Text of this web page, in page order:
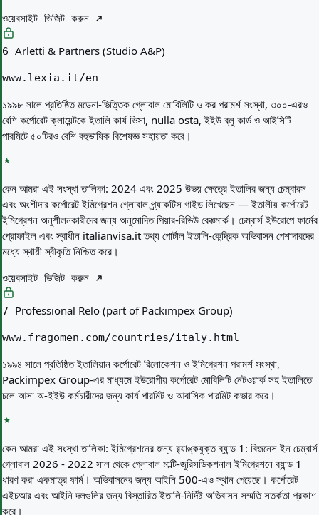
ওয়েবসাইট ভিজিট করুন
6 Arletti & Partners (Studio A&P)
www.lexia.it/en
১৯৯৮ সালে প্রতিষ্ঠিত মডেনা-ভিত্তিক গ্লোবাল মোবিলিটি ও কর পরামর্শ সংস্থা, ৩০০-এরও
বেশি কর্পোরেট ক্লায়েন্টকে ইতালি কার্য ভিসা, nulla osta, ইইউ ব্লু কার্ড ও আইসিটি
পারমিটে ৫০টিরও বেশি বহুভাষিক বিশেষজ্ঞ সহায়তা করে।
কেন আমরা এই সংস্থা তালিকা: 2024 এবং 2025 উভয় ক্ষেত্রে ইতালির জন্য চেম্বারস
এবং অংশীদার কর্পোরেট ইমিগ্রেশন গ্লোবাল প্র্যাকটিস গাইড লিখেছেন — ইতালীয় কর্পোরেট
ইমিগ্রেশন অনুশীলনকারীদের জন্য অনুমোদিত পিয়ার-রিভিউ বেঞ্চমার্ক। চেম্বার্স ইউরোপে ফার্মের
প্রোফাইল এবং স্বাধীন italianvisa.it তথ্য পোর্টাল ইতালি-কেন্দ্রিক অভিবাসন পেশাদারদের
মধ্যে স্থায়ী স্বীকৃতি নিশ্চিত করে।
ওয়েবসাইট ভিজিট করুন
7 Professional Relo (part of Packimpex Group)
www.fragomen.com/countries/italy.html
১৯৯৪ সালে প্রতিষ্ঠিত ইতালিয়ান কর্পোরেট রিলোকেশন ও ইমিগ্রেশন পরামর্শ সংস্থা,
Packimpex Group-এর মাধ্যমে ইউরোপীয় কর্পোরেট মোবিলিটি নেটওয়ার্ক সহ ইতালিতে
চলে আসা অ-ইইউ কর্মচারীদের জন্য কার্য পারমিট ও আবাসিক পারমিট কভার করে।
কেন আমরা এই সংস্থা তালিকা:ইমিগ্রেশনের জন্য র‍্যাঙ্কযুক্ত ব্যান্ড 1: বিজনেস ইন চেম্বার্স
গ্লোবাল 2026 - 2022 সাল থেকে গ্লোবাল মাল্টি-জুরিসডিকশনাল ইমিগ্রেশনে ব্যান্ড 1
ধারণ করা একমাত্র ফার্ম। অভিবাসনের জন্য আইনি 500-এও স্থান পেয়েছে। কর্পোরেট
এইচআর এবং আইনি দলগুলির জন্য বিস্তারিত ইতালি-নির্দিষ্ট অভিবাসন সম্মতি সতর্কতা প্রকাশ
করে।